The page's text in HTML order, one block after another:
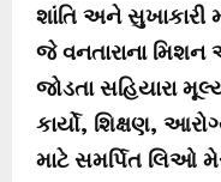
શાંતિ અને સુખાકારી
જે વનતારાના મિશન
જોડતા સહિયારા
કાર્યો, શિક્ષણ,
માટે સમર્પિત લિઓ